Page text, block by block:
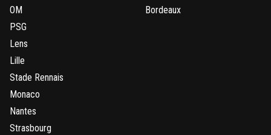
OM
PSG
Lens
Lille
Stade Rennais
Monaco
Nantes
Strasbourg
Bordeaux